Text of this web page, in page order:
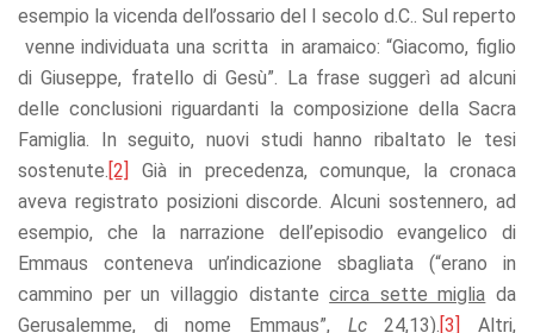
esempio la vicenda dell’ossario del I secolo d.C.. Sul reperto
venne individuata una scritta in aramaico: “Giacomo, figlio
di Giuseppe, fratello di Gesù”. La frase suggerì ad alcuni
delle conclusioni riguardanti la composizione della Sacra
Famiglia. In seguito, nuovi studi hanno ribaltato le tesi
sostenute. [2]
Già in precedenza, comunque, la cronaca
aveva registrato posizioni discorde. Alcuni sostennero, ad
esempio, che la narrazione dell’episodio evangelico di
Emmaus conteneva un’indicazione sbagliata (“erano in
cammino per un villaggio distantecirca sette miglia da
Gerusalemme, di nome Emmaus”, Lc24,13). [3]
Altri,